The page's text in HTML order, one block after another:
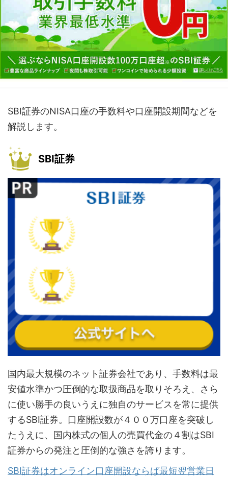
SBI証券のNISA口座の手数料や口座開設期間などを
解説します。
SBI証券
国内最大規模のネット証券会社であり、手数料は最
安値水準かつ圧倒的な取扱商品を取りそろえ、さら
に使い勝手の良いうえに独自のサービスを常に提供
するSBI証券。口座開設数が４００万口座を突破し
たうえに、国内株式の個人の売買代金の４割はSBI
証券からの発注と圧倒的な強さを誇ります。
SBI証券はオンライン口座開設ならば最短翌営業日